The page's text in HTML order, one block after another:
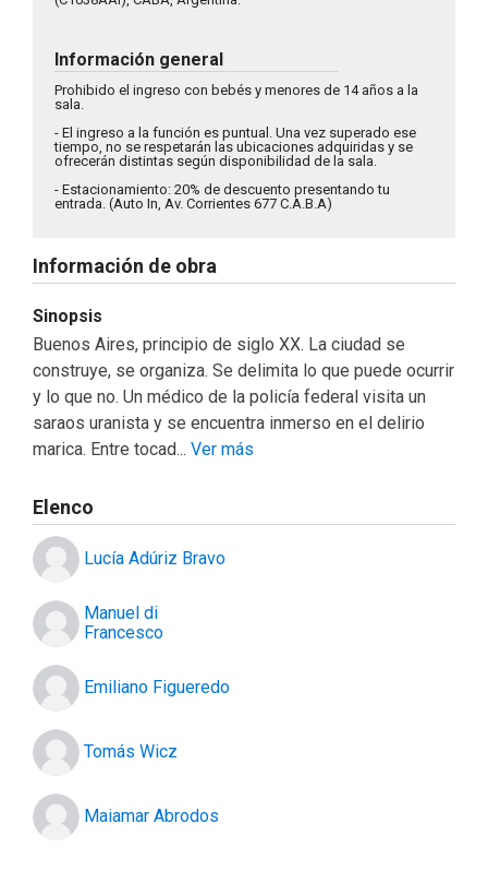
Información general
Prohibido el ingreso con bebés y menores de 14 años a la
sala.
- El ingreso a la función es puntual. Una vez superado ese
tiempo, no se respetarán las ubicaciones adquiridas y se
ofrecerán distintas según disponibilidad de la sala.
- Estacionamiento: 20% de descuento presentando tu
entrada. (Auto In, Av. Corrientes 677 C.A.B.A)
Información de obra
Sinopsis
Buenos Aires, principio de siglo XX. La ciudad se
construye, se organiza. Se delimita lo que puede ocurrir
y lo que no. Un médico de la policía federal visita un
saraos uranista y se encuentra inmerso en el delirio
marica. Entre tocad... Ver más
Elenco
Lucía Adúriz Bravo
Manuel di
Francesco
Emiliano Figueredo
Tomás Wicz
Maiamar Abrodos